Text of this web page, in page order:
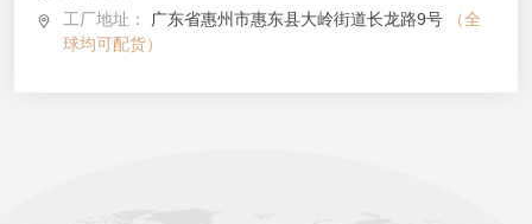
工厂地址：
广东省惠州市惠东县大岭街道长龙路9号
（全
球均可配货）